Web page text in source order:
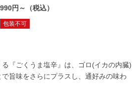
990円～（税込）
包装不可
『ごくうま塩辛』は、ゴロ(イカの内臓)
旨味をさらにプラスし、通好みの味わ